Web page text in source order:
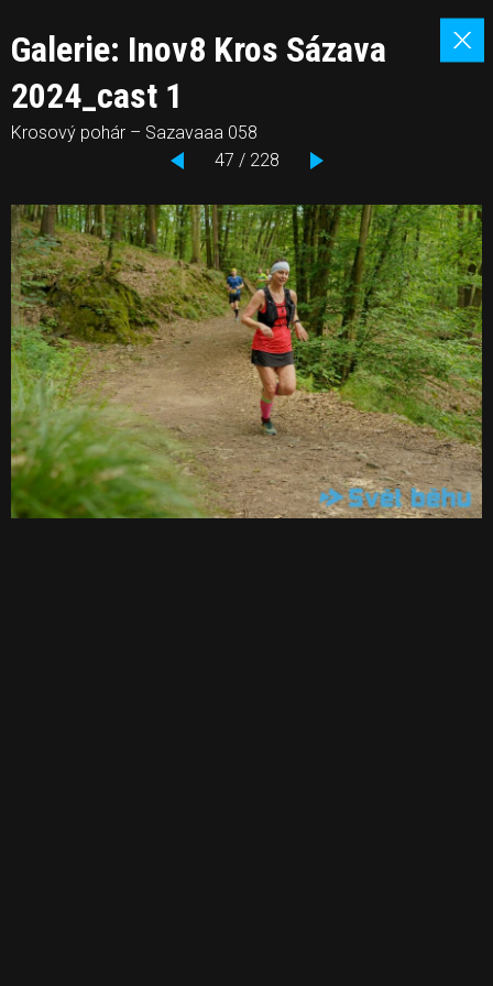
Galerie: Inov8 Kros Sázava
2024_cast 1
Krosový pohár – Sazavaaa 058
47 / 228